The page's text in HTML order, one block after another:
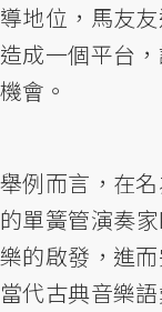
導地位，馬友
造成一個平台
機會。
舉例而言，在
的單簧管演奏
樂的啟發，進
當代古典音樂